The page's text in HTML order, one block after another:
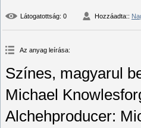
Látogatottság: 0 Hozzáadta::
Az anyag leírása:
Színes, magyarul
Michael
Alchehproducer: